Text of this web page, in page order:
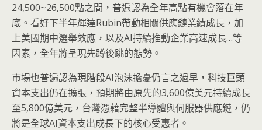
24,500~26,500點之間，普遍認為全年高點有機會落在年
底。看好下半年輝達Rubin帶動相關供應鏈業績成長，加
上美國期中選舉效應，以及AI持續推動企業高速成長…等
因素，全年將呈現先蹲後跳的態勢。
市場也普遍認為現階段AI泡沫擔憂仍言之過早，科技巨頭
資本支出仍在擴張，預期將由原先的3,600億美元持續成長
至5,800億美元，台灣憑藉完整半導體與伺服器供應鏈，仍
將是全球AI資本支出成長下的核心受惠者。